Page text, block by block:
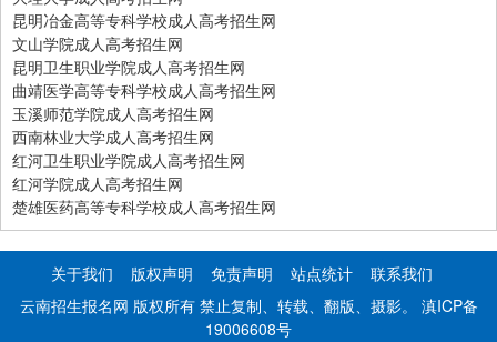
昆明冶金高等专科学校成人高考招生网
文山学院成人高考招生网
昆明卫生职业学院成人高考招生网
曲靖医学高等专科学校成人高考招生网
玉溪师范学院成人高考招生网
西南林业大学成人高考招生网
红河卫生职业学院成人高考招生网
红河学院成人高考招生网
楚雄医药高等专科学校成人高考招生网
关于我们 版权声明 免责声明 站点统计
联系我们
云南招生报名网 版权所有 禁止复制、转载、翻版、摄影。 滇ICP备
19006608号